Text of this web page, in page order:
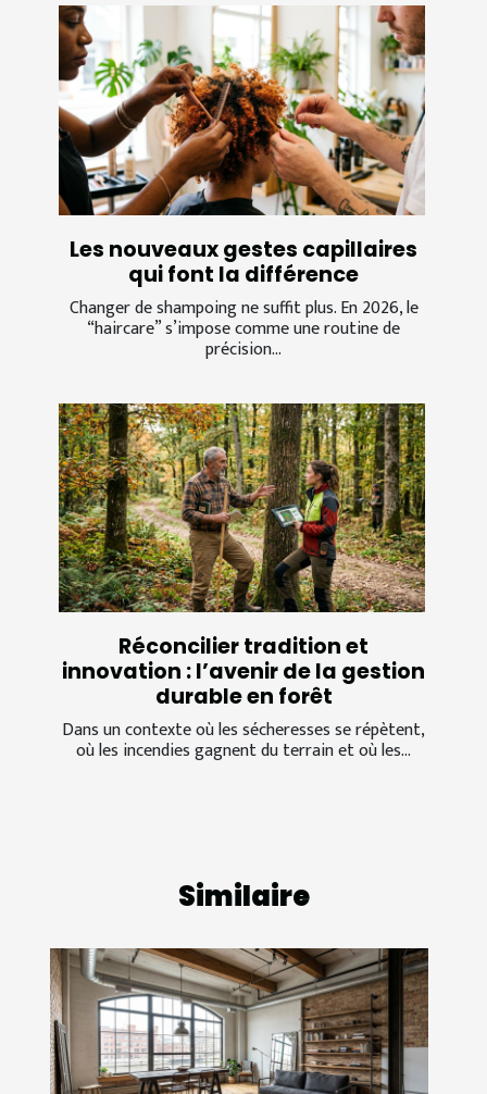
Les nouveaux gestes capillaires
qui font la différence
Changer de shampoing ne suffit plus. En 2026, le
“haircare” s’impose comme une routine de
précision...
Réconcilier tradition et
innovation : l’avenir de la gestion
durable en forêt
Dans un contexte où les sécheresses se répètent,
où les incendies gagnent du terrain et où les...
Similaire